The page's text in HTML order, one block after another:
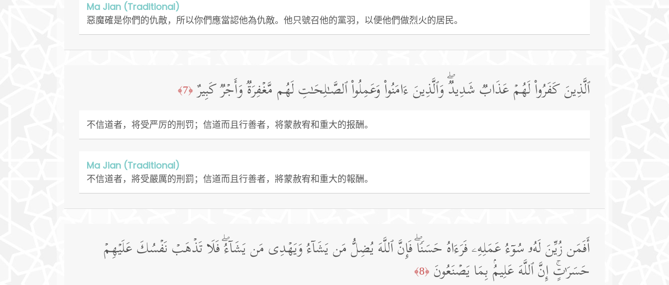
Ma Jian (Traditional)
惡魔確是你們的仇敵，所以你們應當認他為仇敵。他只號召他的黨羽，以便他們做烈火的居民。
ٱلَّذِینَ كَفَرُوا۟ لَهُمۡ عَذَابࣱ شَدِیدࣱۖ وَٱلَّذِینَ ءَامَنُوا۟ وَعَمِلُوا۟ ٱلصَّـٰلِحَـٰتِ لَهُم مَّغۡفِرَةࣱ وَأَجۡرࣱ كَبِیرٌ ﴿7﴾
不信道者，将受严厉的刑罚；信道而且行善者，将蒙赦宥和重大的报酬。
Ma Jian (Traditional)
不信道者，將受嚴厲的刑罰；信道而且行善者，將蒙赦宥和重大的報酬。
أَفَمَن زُیِّنَ لَهُۥ سُوۤءُ عَمَلِهِۦ فَرَءَاهُ حَسَنࣰاۖ فَإِنَّ ٱللَّهَ یُضِلُّ مَن یَشَاۤءُ وَیَهۡدِی مَن یَشَاۤءُۖ فَلَا تَذۡهَبۡ نَفۡسُكَ عَلَیۡهِمۡ
حَسَرَ ٰ⁠تٍۚ إِنَّ ٱللَّهَ عَلِیمُۢ بِمَا یَصۡنَعُونَ ﴿8﴾